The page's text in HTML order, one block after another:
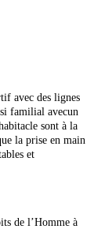
avec des lignes
familial avecun
sont à la
la prise en main
et
de l’Homme à